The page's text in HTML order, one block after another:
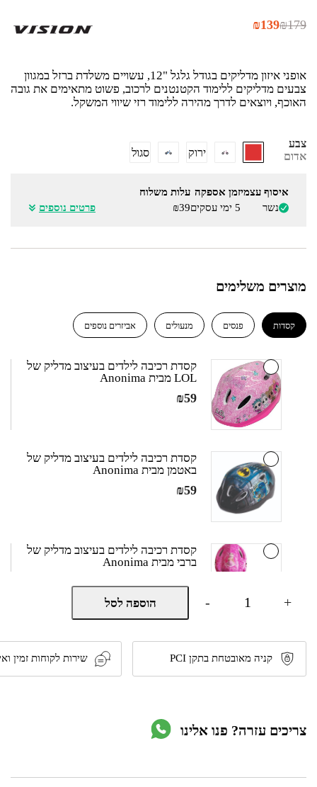
₪179
המחיר
₪139המחיר
אופני איזון מדליקים בגודל גלגל "12, עשויים משלדת ברזל במגוון
צבעים מדליקים ללימוד הקטנטנים לרכוב, פשוט מתאימים את גובה
האוכף, ויוצאים לדרך מהירה ללימוד רזי שיווי המשקל.
צבע
אדום
ירוק סגול
איסוף עצמי
נשר
זמן אספקה
5 ימי עסקים
עלות משלוח
₪39
פרטים נוספים
מוצרים משלימים
קסדות פנסים מנעולים אביזרים נוספים
קסדת רכיבה לילדים בעיצוב מדליק של
LOL מבית Anonima
₪59
קסדת רכיבה לילדים בעיצוב מדליק של
באטמן מבית Anonima
₪59
קסדת רכיבה לילדים בעיצוב מדליק של
ברבי מבית Anonima
קסדת רכיבה לילדים בעיצוב מדליק של
הלו קיטי מבית Anonima
₪59
קסדת רכיבה לילדים בעיצוב מדליק של
-
אופני
בעיצוב
מנצח
Primium
מבית
+ הוספה לסל
קניה מאובטחת בתקן PCI שירות לקוחות זמין
צריכים עזרה? פנו אלינו